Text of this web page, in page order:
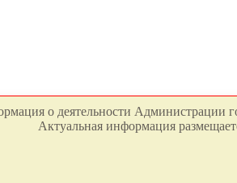
о деятельности Администрации
Актуальная информация